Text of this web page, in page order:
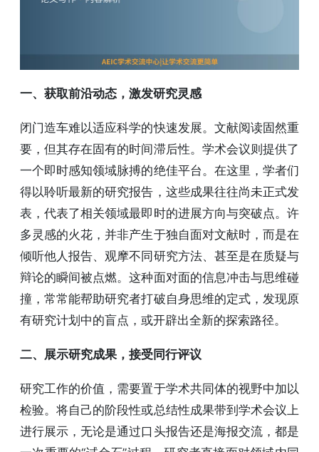
一、获取前沿动态，激发研究灵感
闭门造车难以适应科学的快速发展。文献阅读固然重
要，但其存在固有的时间滞后性。学术会议则提供了
一个即时感知领域脉搏的绝佳平台。在这里，学者们
得以聆听最新的研究报告，这些成果往往尚未正式发
表，代表了相关领域最即时的进展方向与突破点。许
多灵感的火花，并非产生于独自面对文献时，而是在
倾听他人报告、观摩不同研究方法、甚至是在质疑与
辩论的瞬间被点燃。这种面对面的信息冲击与思维碰
撞，常常能帮助研究者打破自身思维的定式，发现原
有研究计划中的盲点，或开辟出全新的探索路径。
二、展示研究成果，接受同行评议
研究工作的价值，需要置于学术共同体的视野中加以
检验。将自己的阶段性或总结性成果带到学术会议上
进行展示，无论是通过口头报告还是海报交流，都是